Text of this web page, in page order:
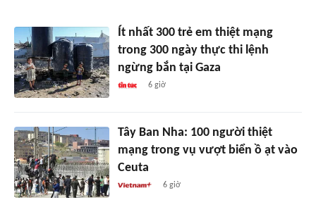
Ít nhất 300 trẻ em thiệt mạng
trong 300 ngày thực thi lệnh
ngừng bắn tại Gaza
6 giờ
Tây Ban Nha: 100 người thiệt
mạng trong vụ vượt biển ồ ạt vào
Ceuta
6 giờ